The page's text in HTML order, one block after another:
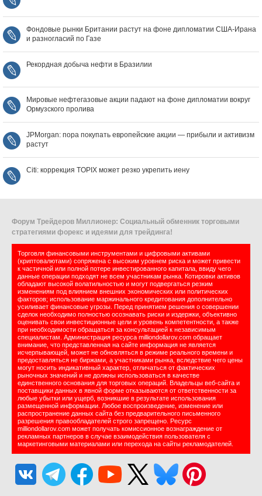
Фондовые рынки Британии растут на фоне дипломатии США‑Ирана
и разногласий по Газе
Рекордная добыча нефти в Бразилии
Мировые нефтегазовые акции падают на фоне дипломатии вокруг
Ормузского пролива
JPMorgan: пора покупать европейские акции — прибыли и активизм
растут
Citi: коррекция TOPIX может резко укрепить иену
Форум Трейдеров Миллионер: Социальный обменник торговыми
стратегиями форекс и идеями для трейдинга!
Торговля финансовыми инструментами и цифровыми активами
(криптовалютами) сопряжена с высоким уровнем риска и может привести
к частичной или полной потере инвестированного капитала, ввиду чего
данные операции подходят не всем участникам рынка. Котировки активов
обладают высокой волатильностью и могут подвергаться резким
изменениям под влиянием внешних экономических или политических
факторов; использование маржинального кредитования дополнительно
усиливает финансовые угрозы. Перед принятием решения о совершении
сделок необходимо полностью осознавать риски и издержки, объективно
оценивать свои инвестиционные цели и уровень компетентности, а также
при необходимости обращаться за консультацией к независимым
специалистам. Администрация ресурса milliondollarov.com обращает
внимание, что представленная на сайте информация не является
исчерпывающей, может не обновляться в режиме реального времени и
предоставляться не биржами, а участниками рынка, вследствие чего цены
могут носить индикативный характер, отличаться от фактических
рыночных значений и не должны использоваться в качестве
единственного основания для торговых операций. Владельцы веб-сайта и
поставщики данных в явной форме отказываются от ответственности за
любые убытки или ущерб, возникшие в результате использования
размещенной информации. Любое воспроизведение, изменение или
распространение данных сайта без предварительного письменного
разрешения правообладателей строго запрещено. Ресурс
milliondollarov.com может получать комиссионное вознаграждение от
рекламных партнеров в случае взаимодействия пользователя с
маркетинговыми материалами или перехода на сайты рекламодателей.